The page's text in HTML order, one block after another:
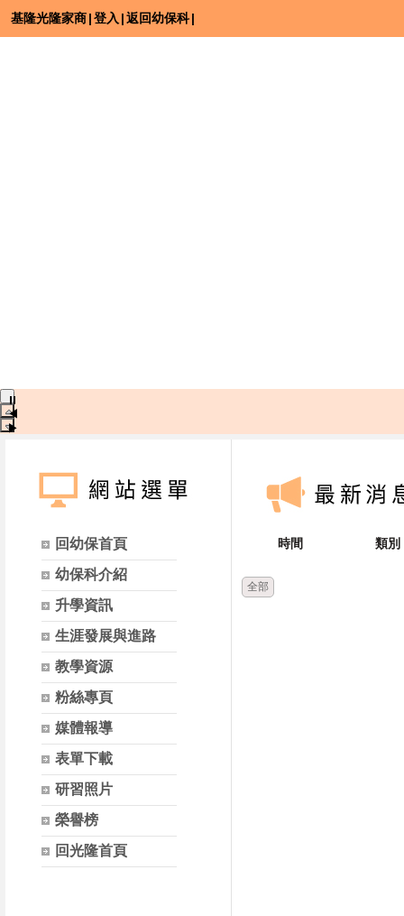
基隆光隆家商|登入 |返回幼保科|
⏸
◀
▶
回幼保首頁
幼保科介紹
升學資訊
生涯發展與進路
教學資源
粉絲專頁
媒體報導
表單下載
研習照片
榮譽榜
回光隆首頁
時間 類別
全部